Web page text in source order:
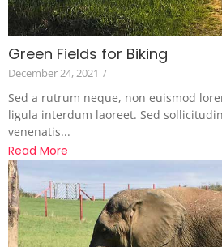
Green Fields for Biking
December 24, 2021 /
Sed a rutrum neque, non euismod
ligula interdum laoreet. Sed
venenatis...
Read More